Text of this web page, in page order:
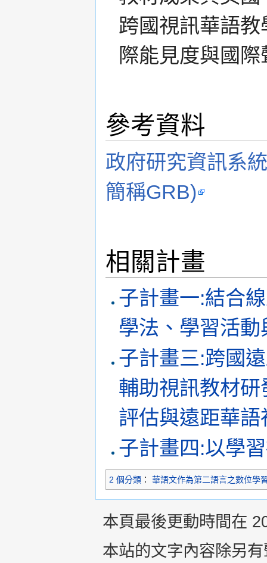
跨國視訊華語
際能見度與國際
參考資料
政府研究資訊系
簡稱GRB)
相關計畫
子計畫一:結合
學法、學習活
子計畫三:跨國
輔助視訊教材
評估與遠距華
子計畫四:以學
2 個分類 ： 華語文作為第二語言之數位學
本頁最後更動時間在
本站的文字內容除另